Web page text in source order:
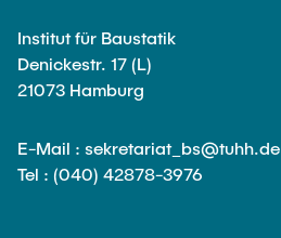
Institut für Baustatik
Denickestr. 17 (L)
21073 Hamburg
E-Mail : sekretariat_bs@tuhh.de
Tel : (040) 42878-3976